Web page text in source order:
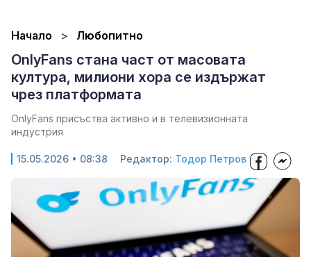
Начало Любопитно
OnlyFans стана част от масовата
култура, милиони хора се издържат
чрез платформата
OnlyFans присъства активно и в телевизионната
индустрия
15.05.2026 • 08:38 Редактор: Тодор Петров